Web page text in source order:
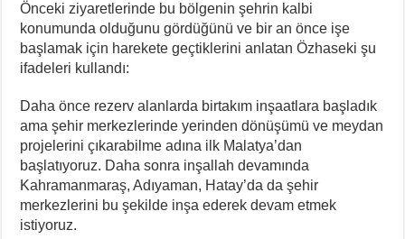
Önceki ziyaretlerinde bu bölgenin şehrin kalbi
konumunda olduğunu gördüğünü ve bir an önce işe
başlamak için harekete geçtiklerini anlatan Özhaseki şu
ifadeleri kullandı:
Daha önce rezerv alanlarda birtakım inşaatlara başladık
ama şehir merkezlerinde yerinden dönüşümü ve meydan
projelerini çıkarabilme adına ilk Malatya’dan
başlatıyoruz. Daha sonra inşallah devamında
Kahramanmaraş, Adıyaman, Hatay’da da şehir
merkezlerini bu şekilde inşa ederek devam etmek
istiyoruz.